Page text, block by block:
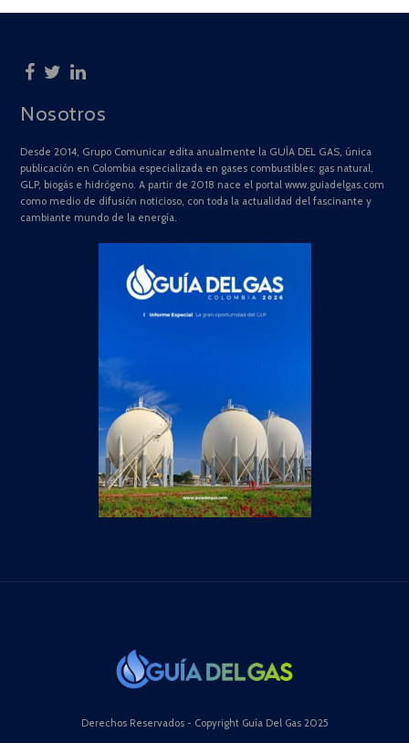
Nosotros
Desde 2014, Grupo Comunicar edita anualmente la GUÍA DEL GAS, única
publicación en Colombia especializada en gases combustibles: gas natural,
GLP, biogás e hidrógeno. A partir de 2018 nace el portal www.guiadelgas.com
como medio de difusión noticioso, con toda la actualidad del fascinante y
cambiante mundo de la energía.
Derechos Reservados - Copyright Guía Del Gas 2025